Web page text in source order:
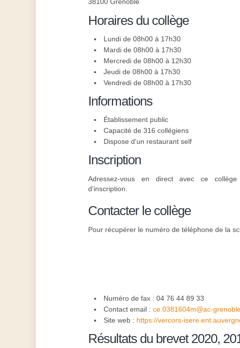
Horaires du collège
Lundi de 08h00 à 17h30
Mardi de 08h00 à 17h30
Mercredi de 08h00 à 12h30
Jeudi de 08h00 à 17h30
Vendredi de 08h00 à 17h30
Informations
Établissement public
Capacité de 316 collégiens
Dispose d'un restaurant self
Inscription
Adressez-vous en direct avec ce
d'inscription.
Contacter le collège
Pour récupérer le numéro de téléphone de la
Numéro de fax : 04 76 44 89 33
Contact email : ce.0381604m@ac-
Site web : https://vercors-
Résultats du brevet 2020,